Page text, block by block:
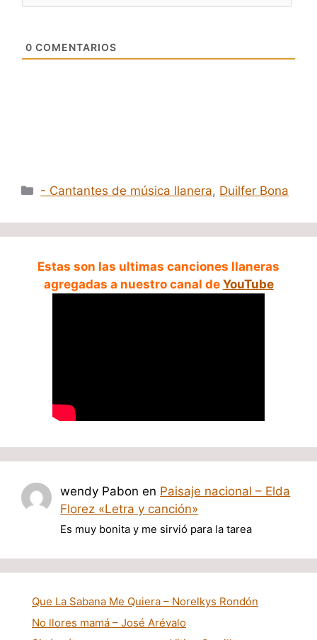
0 COMENTARIOS
Categorías
- Cantantes de música llanera, Duilfer Bona
Estas son las ultimas canciones llaneras
agregadas a nuestro canal de YouTube
wendy Pabon en Paisaje nacional – Elda
Florez «Letra y canción»
Es muy bonita y me sirvió para la tarea
Que La Sabana Me Quiera – Norelkys Rondón
No llores mamá – José Arévalo